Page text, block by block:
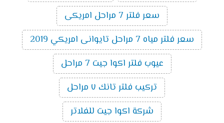
سعر فلتر 7 مراحل امريكى
سعر فلتر مياه 7 مراحل تايوانى امريكي 2019
عيوب فلتر اكوا جيت 7 مراحل
تركيب فلتر تانك ٧ مراحل
شركة اكوا جيت للفلاتر